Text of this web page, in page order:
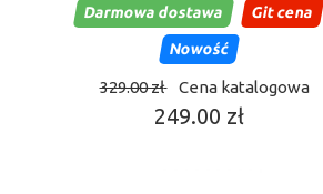
Darmowa dostawa
Git cena
Nowość
329.00 zł Cena katalogowa
249.00 zł